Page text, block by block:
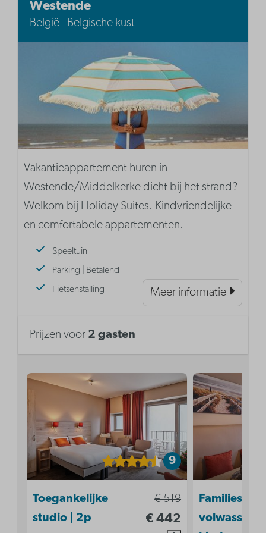
Westende
België - Belgische kust
Vakantieappartement huren in
Westende/Middelkerke dicht bij het strand?
Welkom bij Holiday Suites. Kindvriendelijke
en comfortabele appartementen.
Speeltuin
Parking | Betalend
Fietsenstalling
Meer informatie
Prijzen voor 2 gasten
9
€ 519
€ 442
Toegankelijke
studio | 2p